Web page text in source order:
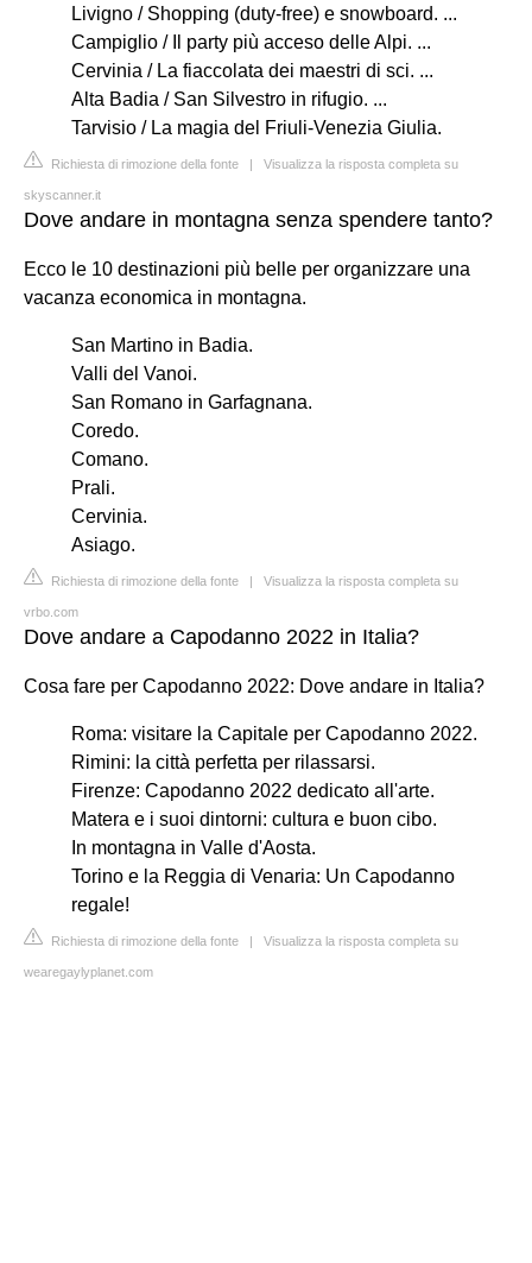
Livigno / Shopping (duty-free) e snowboard. ...
Campiglio / Il party più acceso delle Alpi. ...
Cervinia / La fiaccolata dei maestri di sci. ...
Alta Badia / San Silvestro in rifugio. ...
Tarvisio / La magia del Friuli-Venezia Giulia.
Richiesta di rimozione della fonte | Visualizza la risposta completa su
skyscanner.it
Dove andare in montagna senza spendere tanto?
Ecco le 10 destinazioni più belle per organizzare una
vacanza economica in montagna.
San Martino in Badia.
Valli del Vanoi.
San Romano in Garfagnana.
Coredo.
Comano.
Prali.
Cervinia.
Asiago.
Richiesta di rimozione della fonte | Visualizza la risposta completa su
vrbo.com
Dove andare a Capodanno 2022 in Italia?
Cosa fare per Capodanno 2022: Dove andare in Italia?
Roma: visitare la Capitale per Capodanno 2022.
Rimini: la città perfetta per rilassarsi.
Firenze: Capodanno 2022 dedicato all'arte.
Matera e i suoi dintorni: cultura e buon cibo.
In montagna in Valle d'Aosta.
Torino e la Reggia di Venaria: Un Capodanno
regale!
Richiesta di rimozione della fonte | Visualizza la risposta completa su
wearegaylyplanet.com